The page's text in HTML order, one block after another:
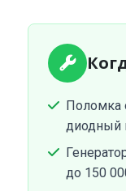
Поломка
диодный
до 150